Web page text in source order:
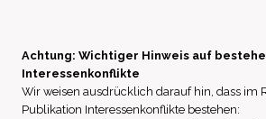
Achtung: Wichtiger Hinweis auf
Interessenkonflikte
Wir weisen ausdrücklich darauf hin, dass im
Publikation Interessenkonflikte bestehen: